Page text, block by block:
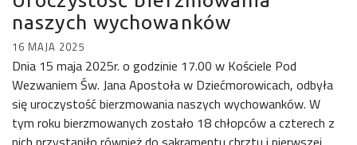
naszych wychowanków
16 MAJA 2025
Dnia 15 maja 2025r. o godzinie 17.00 w Kościele Pod
Wezwaniem Św. Jana Apostoła w Dziećmorowicach, odbyła
się uroczystość bierzmowania naszych wychowanków. W
tym roku bierzmowanych zostało 18 chłopców a czterech z